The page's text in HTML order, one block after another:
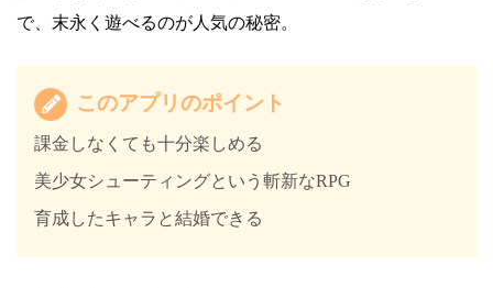
で、末永く遊べるのが人気の秘密。
このアプリのポイント
課金しなくても十分楽しめる
美少女シューティングという斬新なRPG
育成したキャラと結婚できる